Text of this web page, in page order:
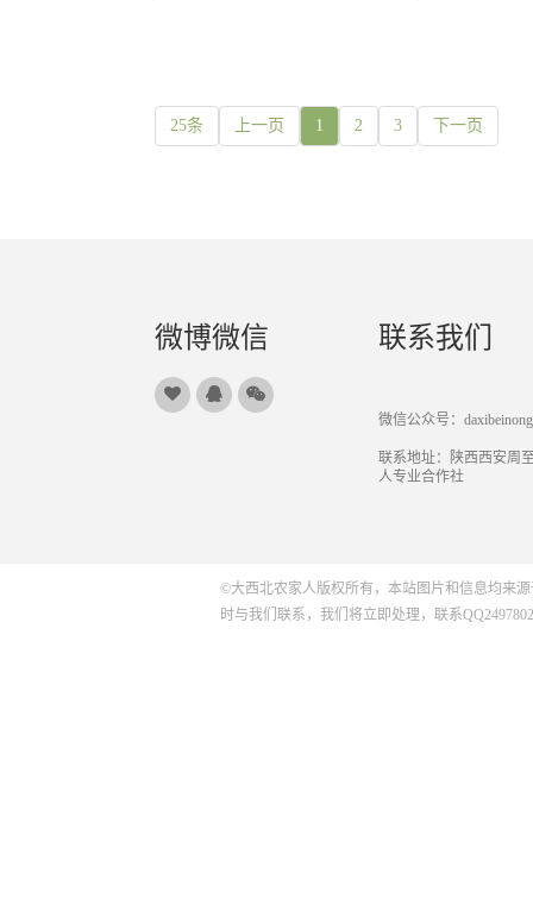
25条 上一页 1 2 3 下一页
微博微信 联系我们
微信公众号：
联系地址：陕西西安周
人专业合作社
©大西北农家人版权所有，本站图片和信息均来
时与我们联系，我们将立即处理，联系